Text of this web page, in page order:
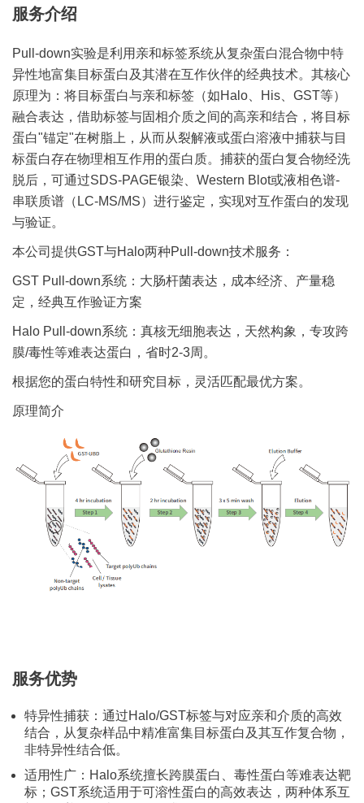
服务介绍
Pull-down实验是利用亲和标签系统从复杂蛋白混合物中特
异性地富集目标蛋白及其潜在互作伙伴的经典技术。其核心
原理为：将目标蛋白与亲和标签（如Halo、His、GST等）
融合表达，借助标签与固相介质之间的高亲和结合，将目标
蛋白"锚定"在树脂上，从而从裂解液或蛋白溶液中捕获与目
标蛋白存在物理相互作用的蛋白质。捕获的蛋白复合物经洗
脱后，可通过SDS-PAGE银染、Western Blot或液相色谱-
串联质谱（LC-MS/MS）进行鉴定，实现对互作蛋白的发现
与验证。
本公司提供GST与Halo两种Pull-down技术服务：
GST Pull-down系统：大肠杆菌表达，成本经济、产量稳
定，经典互作验证方案
Halo Pull-down系统：真核无细胞表达，天然构象，专攻跨
膜/毒性等难表达蛋白，省时2-3周。
根据您的蛋白特性和研究目标，灵活匹配最优方案。
原理简介
服务优势
特异性捕获：通过Halo/GST标签与对应亲和介质的高效
结合，从复杂样品中精准富集目标蛋白及其互作复合物，
非特异性结合低。
适用性广：Halo系统擅长跨膜蛋白、毒性蛋白等难表达靶
标；GST系统适用于可溶性蛋白的高效表达，两种体系互